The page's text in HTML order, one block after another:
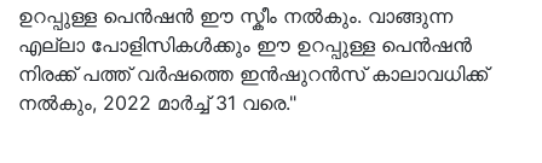
ഉറപ്പുള്ള പെൻഷൻ ഈ സ്കീം നൽകും. വാങ്ങുന്ന
എല്ലാ പോളിസികൾക്കും ഈ ഉറപ്പുള്ള പെൻഷൻ
നിരക്ക് പത്ത് വർഷത്തെ ഇൻഷുറൻസ് കാലാവധിക്ക്
നൽകും, 2022 മാർച്ച് 31 വരെ."